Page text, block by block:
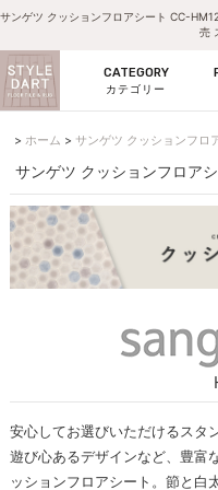
サンゲツ クッションフロアシート CC-
売
CATEGORY
カテゴリー
ホーム サンゲツ クッションフロ
サンゲツ クッションフロア
安心してお選びいただけるスタ
遊び心あるデザインなど、豊富
ッションフロアシート。節と白